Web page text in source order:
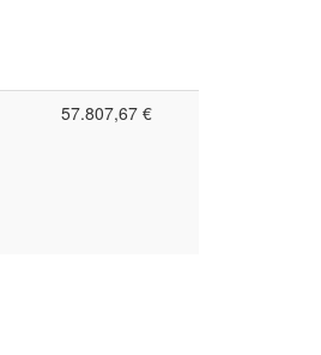
57.807,67 €